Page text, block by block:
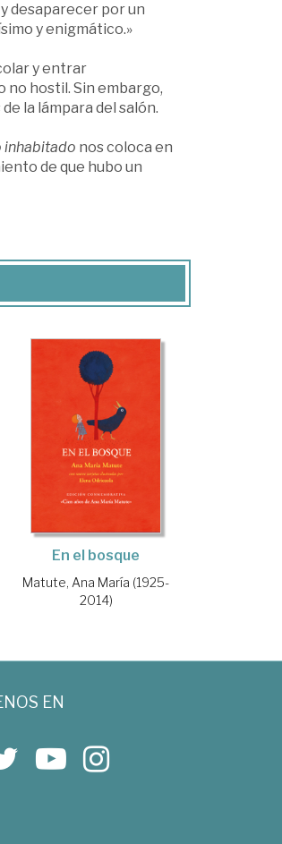
desaparecer por un
y enigmático.»
y entrar
no hostil. Sin embargo,
la lámpara del salón.
inhabitado nos coloca en
de que hubo un
En el bosque
Matute, Ana María (1925-
2014)
EN